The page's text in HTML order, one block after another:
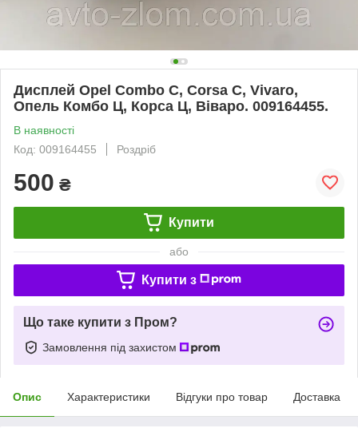
Дисплей Opel Combo C, Corsa C, Vivaro,
Опель Комбо Ц, Корса Ц, Віваро. 009164455.
В наявності
Код: 009164455
Роздріб
500 ₴
Купити
або
Купити з
Що таке купити з Пром?
Замовлення під захистом
Опис Характеристики Відгуки про товар Доставка